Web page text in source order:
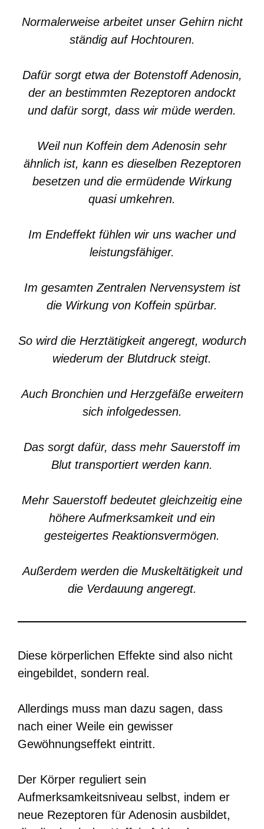
Normalerweise arbeitet unser Gehirn nicht
ständig auf Hochtouren.
Dafür sorgt etwa der Botenstoff Adenosin,
der an bestimmten Rezeptoren andockt
und dafür sorgt, dass wir müde werden.
Weil nun Koffein dem Adenosin sehr
ähnlich ist, kann es dieselben Rezeptoren
besetzen und die ermüdende Wirkung
quasi umkehren.
Im Endeffekt fühlen wir uns wacher und
leistungsfähiger.
Im gesamten Zentralen Nervensystem ist
die Wirkung von Koffein spürbar.
So wird die Herztätigkeit angeregt, wodurch
wiederum der Blutdruck steigt.
Auch Bronchien und Herzgefäße erweitern
sich infolgedessen.
Das sorgt dafür, dass mehr Sauerstoff im
Blut transportiert werden kann.
Mehr Sauerstoff bedeutet gleichzeitig eine
höhere Aufmerksamkeit und ein
gesteigertes Reaktionsvermögen.
Außerdem werden die Muskeltätigkeit und
die Verdauung angeregt.
Diese körperlichen Effekte sind also nicht
eingebildet, sondern real.
Allerdings muss man dazu sagen, dass
nach einer Weile ein gewisser
Gewöhnungseffekt eintritt.
Der Körper reguliert sein
Aufmerksamkeitsniveau selbst, indem er
neue Rezeptoren für Adenosin ausbildet,